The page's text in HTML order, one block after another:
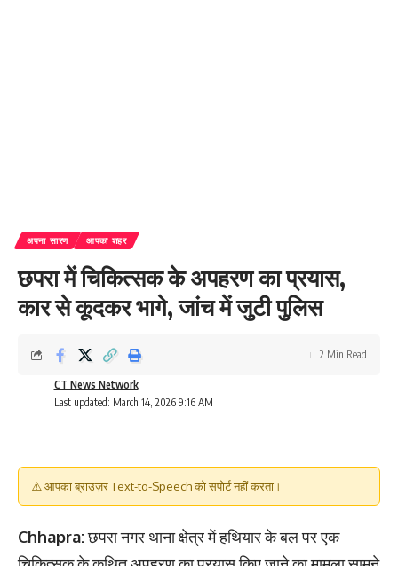
अपना सारण आपका शहर
छपरा में चिकित्सक के अपहरण का प्रयास,
कार से कूदकर भागे, जांच में जुटी पुलिस
Last updated: March 14, 2026 9:16 AM
CT News Network
2 Min Read
⚠️ आपका ब्राउज़र Text-to-Speech को सपोर्ट नहीं करता।
Chhapra:छपरा नगर थाना क्षेत्र में हथियार के बल पर एक